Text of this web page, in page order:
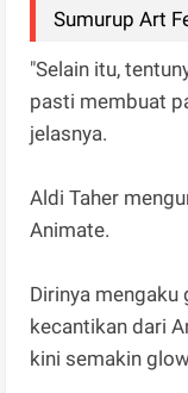
Sumurup Art
"Selain itu,
pasti membuat
jelasnya.
Aldi Taher
Animate.
Dirinya
kecantikan dari
kini semakin